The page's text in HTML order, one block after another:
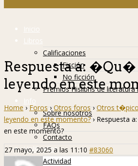
Inicio
Libros
Calificaciones
Ficción
No ficción
Premios Hislibris de literatura
Info
Sobre nosotros
FAQs
Contacto
Hislibreños
Actividad
Respuesta a:
leyendo en este
Home › Foros › Otros foros › Otros
leyendo en este momento? › Respuesta
en este momento?
27 mayo, 2025 a las 11:10 #83060